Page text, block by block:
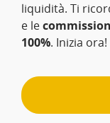
liquidità. Ti
e le
100%. Inizia ora!